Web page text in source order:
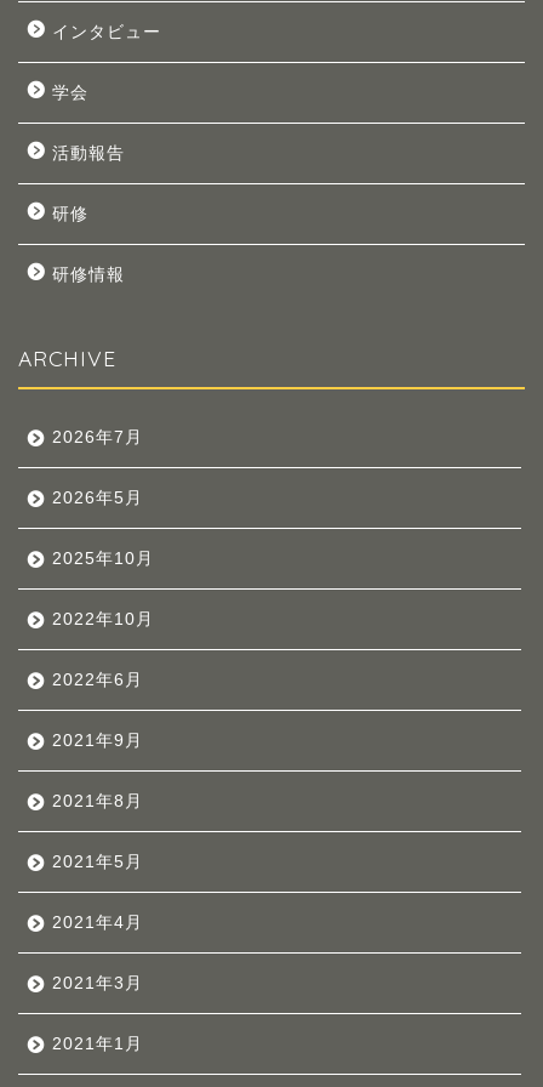
インタビュー
学会
活動報告
研修
研修情報
ARCHIVE
2026年7月
2026年5月
2025年10月
2022年10月
2022年6月
2021年9月
2021年8月
2021年5月
2021年4月
2021年3月
2021年1月